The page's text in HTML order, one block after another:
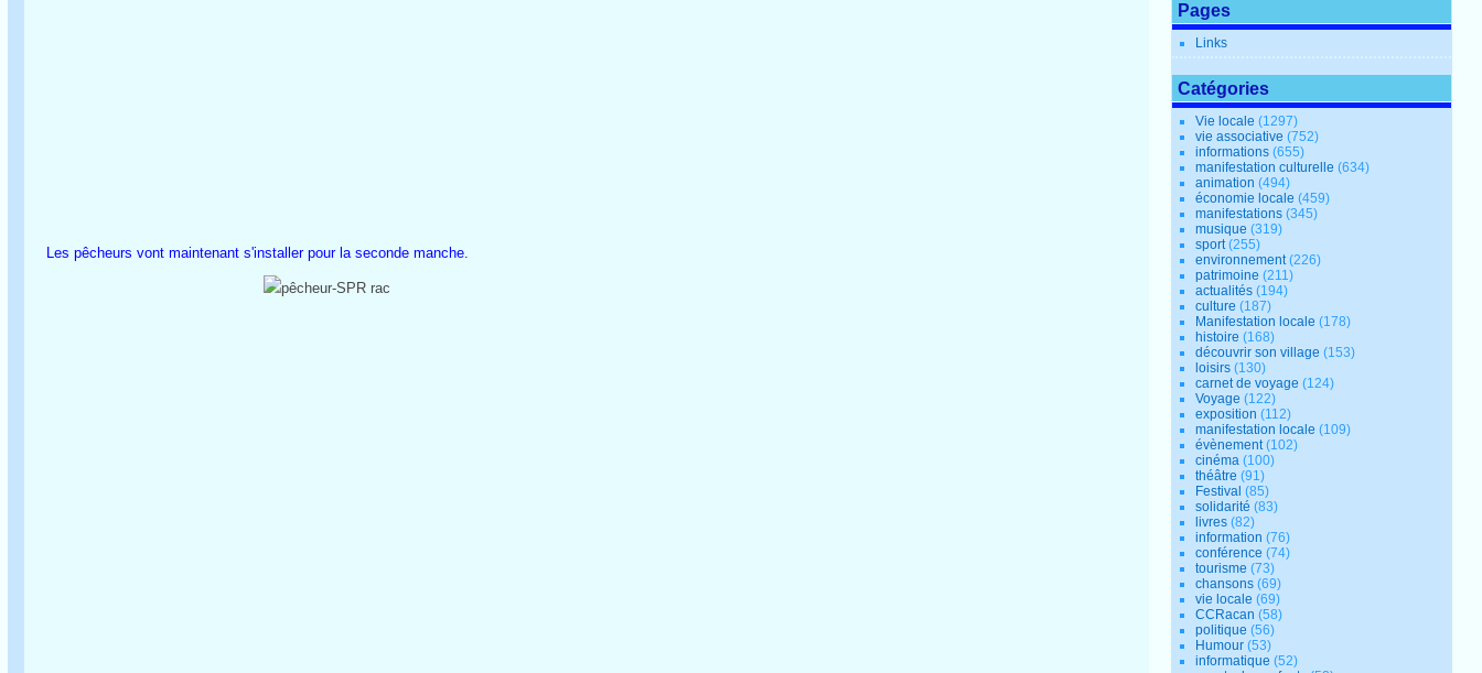
Les pêcheurs vont maintenant s'installer pour la seconde manche.
Pages
Links
Catégories
Vie locale (1297)
vie associative (752)
informations (655)
manifestation culturelle (634)
animation (494)
économie locale (459)
manifestations (345)
musique (319)
sport(255)
environnement(226)
patrimoine (211)
actualités (194)
culture (187)
Manifestation locale (178)
histoire (168)
découvrir son village (153)
loisirs (130)
carnet de voyage (124)
Voyage (122)
exposition (112)
manifestation locale (109)
évènement(102)
cinéma (100)
théâtre (91)
Festival (85)
solidarité (83)
livres (82)
information (76)
conférence (74)
tourisme (73)
chansons (69)
vie locale (69)
CCRacan (58)
politique (56)
Humour (53)
informatique (52)